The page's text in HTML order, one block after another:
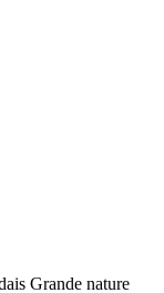
Grande nature